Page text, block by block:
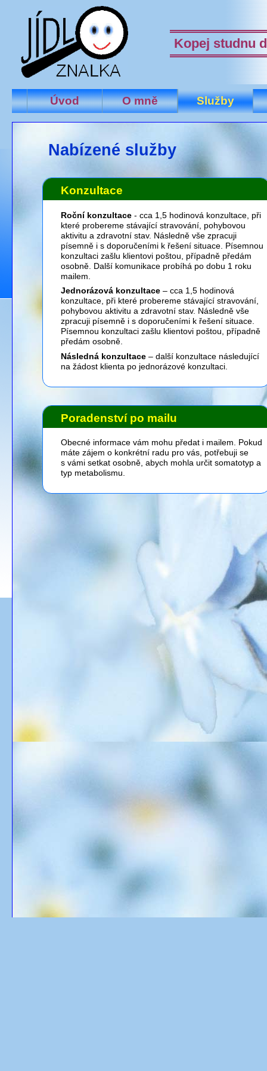
Kopej studnu
Úvod O mně Služby
Nabízené služby
Konzultace
Roční konzultace - cca 1,5 hodinová konzultace, při
které probereme stávající stravování, pohybovou
aktivitu a zdravotní stav. Následně vše zpracuji
písemně i s doporučeními k řešení situace. Písemnou
konzultaci zašlu klientovi poštou, případně předám
osobně. Další komunikace probíhá po dobu 1 roku
mailem.
Jednorázová konzultace – cca 1,5 hodinová
konzultace, při které probereme stávající stravování,
pohybovou aktivitu a zdravotní stav. Následně vše
zpracuji písemně i s doporučeními k řešení situace.
Písemnou konzultaci zašlu klientovi poštou, případně
předám osobně.
Následná konzultace – další konzultace následující
na žádost klienta po jednorázové konzultaci.
Poradenství po mailu
Obecné informace vám mohu předat i mailem. Pokud
máte zájem o konkrétní radu pro vás, potřebuji se
s vámi setkat osobně, abych mohla určit somatotyp a
typ metabolismu.